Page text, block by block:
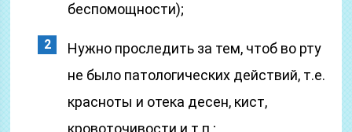
беспомощности);
Нужно проследить за тем, чтоб во рту
не было патологических действий, т.е.
красноты и отека десен, кист,
кровоточивости и т.п.;